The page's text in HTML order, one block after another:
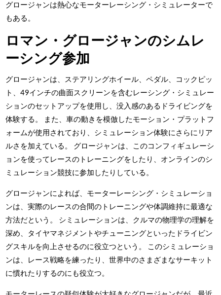
グロージャンは熱心なモーターレーシング・シミュレーターで
もある。
ロマン・グロージャンのシムレ
ーシング参加
グロージャンは、ステアリングホイール、ペダル、コックピッ
ト、49インチの曲面スクリーンを含むレーシング・シミュレー
ションのセットアップを使用し、没入感のあるドライビングを
体験する。 また、車の動きを模倣したモーション・プラットフ
ォームが使用されており、シミュレーション体験にさらにリア
ルさを加えている。 グロージャンは、このコンフィギュレーシ
ョンを使ってレースのトレーニングをしたり、オンラインのシ
ミュレーション競技に参加したりしている。
グロージャンによれば、モーターレーシング・シミュレーショ
ンは、実際のレースの合間のトレーニングや体調維持に最適な
方法だという。 シミュレーションは、クルマの物理学の理解を
深め、タイヤマネジメントやチューニングといったドライビン
グスキルを向上させるのに役立つという。 このシミュレーショ
ンは、レース戦略を練ったり、世界中のさまざまなサーキット
に慣れたりするのにも役立つ。